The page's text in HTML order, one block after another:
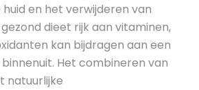
en het verwijderen van
dieet rijk aan vitaminen,
kan bijdragen aan een
Het combineren van
natuurlijke